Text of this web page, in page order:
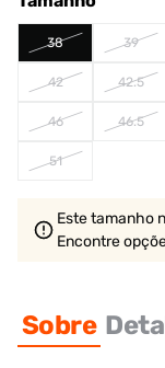
38 39
42 42.5
46 46.5
51
Este tamanho
Encontre
Sobre